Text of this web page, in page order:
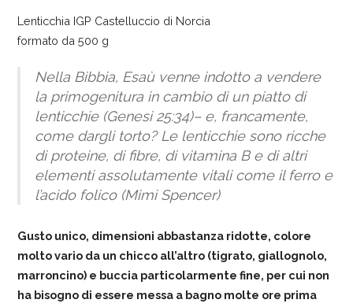
Lenticchia IGP Castelluccio di Norcia
formato da 500 g
Nella Bibbia, Esaù venne indotto a vendere
la primogenitura in cambio di un piatto di
lenticchie (Genesi 25:34)– e, francamente,
come dargli torto? Le lenticchie sono ricche
di proteine, di fibre, di vitamina B e di altri
elementi assolutamente vitali come il ferro e
l’acido folico (Mimi Spencer)
Gusto unico, dimensioni abbastanza ridotte, colore
molto vario da un chicco all’altro (tigrato, giallognolo,
marroncino) e buccia particolarmente fine, per cui non
ha bisogno di essere messa a bagno molte ore prima